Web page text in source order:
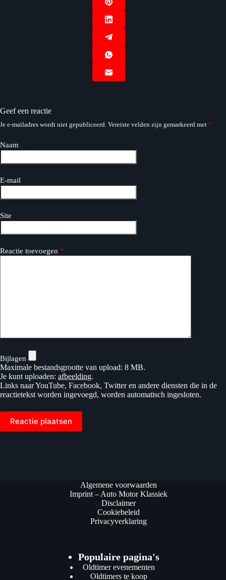
Geef een reactie
Je e-mailadres wordt niet gepubliceerd. Vereiste velden zijn gemarkeerd met *
Naam
E-mail
Site
Reactie toevoegen *
Bijlagen
Maximale bestandsgrootte van upload: 8 MB.
Je kunt uploaden: afbeelding.
Links naar YouTube, Facebook, Twitter en andere diensten die in de
reactietekst worden ingevoegd, worden automatisch ingesloten.
Reactie plaatsen
Algemene voorwaarden
Imprint – Auto Motor Klassiek
Disclaimer
Cookiebeleid
Privacyverklaring
Populaire pagina's
Oldtimer evenementen
Oldtimers te koop